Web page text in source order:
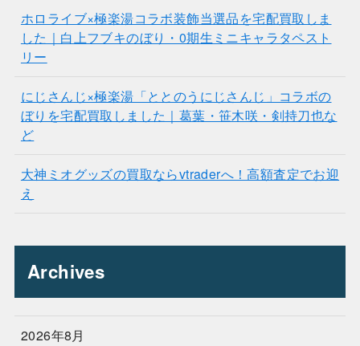
ホロライブ×極楽湯コラボ装飾当選品を宅配買取しま
した｜白上フブキのぼり・0期生ミニキャラタペスト
リー
にじさんじ×極楽湯「ととのうにじさんじ」コラボの
ぼりを宅配買取しました｜葛葉・笹木咲・剣持刀也な
ど
大神ミオグッズの買取ならvtraderへ！高額査定でお迎
え
Archives
2026年8月